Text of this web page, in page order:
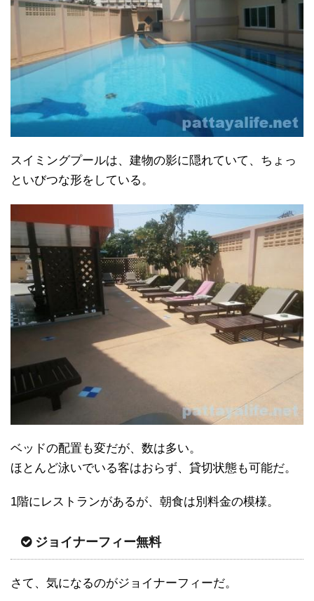
スイミングプールは、建物の影に隠れていて、ちょっ
といびつな形をしている。
ベッドの配置も変だが、数は多い。
ほとんど泳いでいる客はおらず、貸切状態も可能だ。
1階にレストランがあるが、朝食は別料金の模様。
ジョイナーフィー無料
さて、気になるのがジョイナーフィーだ。